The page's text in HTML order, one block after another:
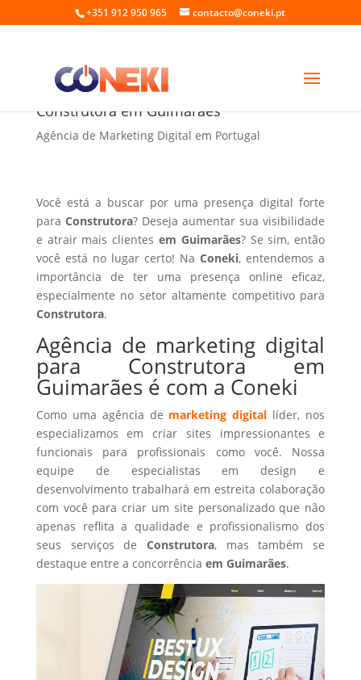
+351 912 950 965 contacto@coneki.pt
Agência de marketing digital para
Construtora em Guimarães
Agência de Marketing Digital em Portugal
Você está a buscar por uma presença digital forte
para Construtora? Deseja aumentar sua visibilidade
e atrair mais clientes em Guimarães? Se sim, então
você está no lugar certo! NaConeki, entendemos a
importância de ter uma presença online eficaz,
especialmente no setor altamente competitivo para
Construtora.
Agência de marketing digital
para Construtora em
Guimarães é com a Coneki
Como uma agência de marketing digital líder, nos
especializamos em criar sites impressionantes e
funcionais para profissionais como você. Nossa
equipe de especialistas em design e
desenvolvimento trabalhará em estreita colaboração
com você para criar um site personalizado que não
apenas reflita a qualidade e profissionalismo dos
seus serviços de Construtora, mas também se
destaque entre a concorrência em Guimarães.